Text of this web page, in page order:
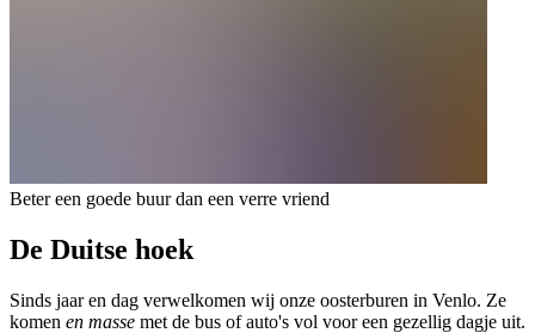
Beter een goede buur dan een verre vriend
De Duitse hoek
Sinds jaar en dag verwelkomen wij onze oosterburen in Venlo. Ze
komen en masse met de bus of auto's vol voor een gezellig dagje uit.